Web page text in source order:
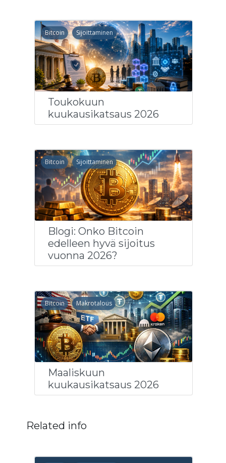
Bitcoin Sijoittaminen
Toukokuun
kuukausikatsaus 2026
Bitcoin Sijoittaminen
Blogi: Onko Bitcoin
edelleen hyvä sijoitus
vuonna 2026?
Bitcoin Makrotalous
Maaliskuun
kuukausikatsaus 2026
Related info